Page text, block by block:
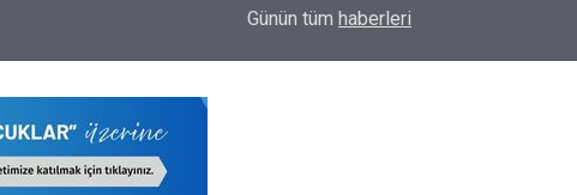
MEB Öğretmenlere İl Emri Atama Hakkı
Günün tüm haberleri